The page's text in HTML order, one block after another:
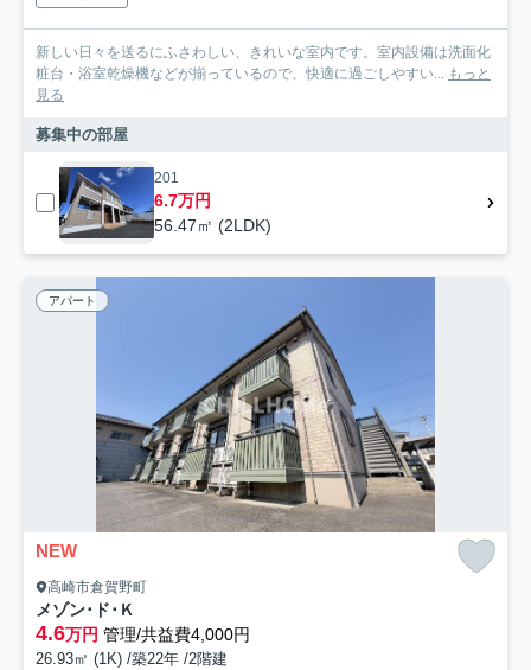
新しい日々を送るにふさわしい、きれいな室内です。室内設備は洗面化
粧台・浴室乾燥機などが揃っているので、快適に過ごしやすい... もっと
見る
募集中の部屋
201
6.7万円
56.47㎡ (2LDK)
アパート
NEW
高崎市倉賀野町
メゾン･ド･Ｋ
4.6万円 管理/共益費4,000円
26.93㎡ (1K) /築22年 /2階建